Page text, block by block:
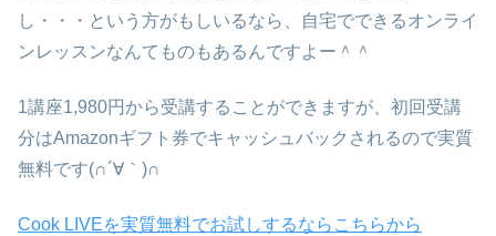
し・・・という方がもしいるなら、自宅でできるオンライ
ンレッスンなんてものもあるんですよー＾＾
1講座1,980円から受講することができますが、初回受講
分はAmazonギフト券でキャッシュバックされるので実質
無料です(∩´∀｀)∩
Cook LIVEを実質無料でお試しするならこちらから